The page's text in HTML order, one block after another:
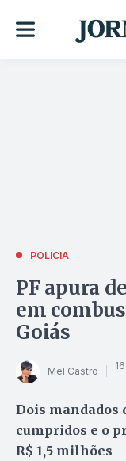
POLÍCIA
PF apura
em
Goiás
Mel Castro
Dois mandados
cumpridos e o
R$ 1,5 milhões